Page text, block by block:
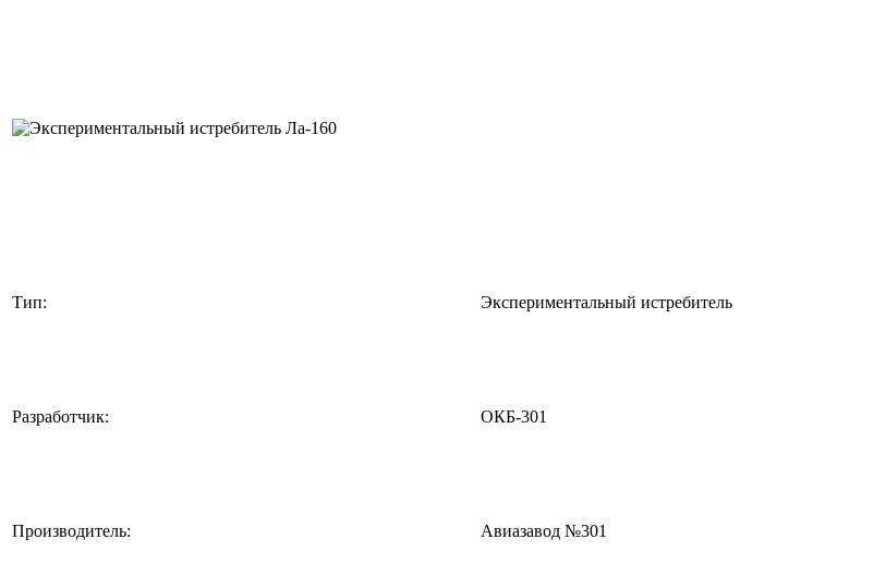
Тип: Экспериментальный истребитель
Разработчик: ОКБ-301
Производитель: Авиазавод №301